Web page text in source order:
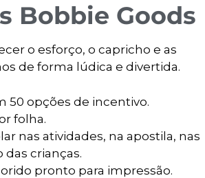
Bobbie Goods
o esforço, o capricho e as
de forma lúdica e divertida.
50 opções de incentivo.
folha.
nas atividades, na apostila, nas
das crianças.
pronto para impressão.